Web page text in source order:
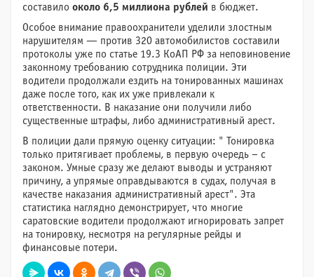
составило около 6,5 миллиона рублей в бюджет.
Особое внимание правоохранители уделили злостным
нарушителям — против 320 автомобилистов составили
протоколы уже по статье 19.3 КоАП РФ за неповиновение
законному требованию сотрудника полиции. Эти
водители продолжали ездить на тонированных машинах
даже после того, как их уже привлекали к
ответственности. В наказание они получили либо
существенные штрафы, либо административный арест.
В полиции дали прямую оценку ситуации: " Тонировка
только притягивает проблемы, в первую очередь – с
законом. Умные сразу же делают выводы и устраняют
причину, а упрямые оправдываются в судах, получая в
качестве наказания административный арест". Эта
статистика наглядно демонстрирует, что многие
саратовские водители продолжают игнорировать запрет
на тонировку, несмотря на регулярные рейды и
финансовые потери.